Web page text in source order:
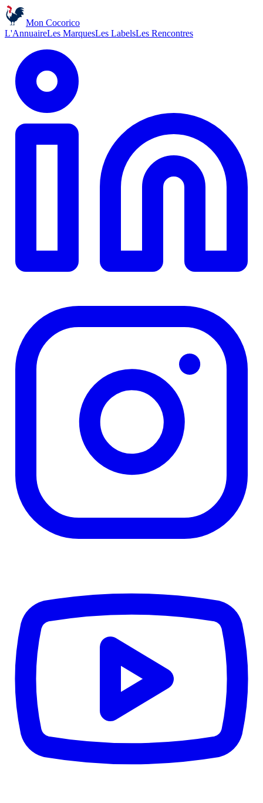
Mon Cocorico
L'AnnuaireLes MarquesLes LabelsLes Rencontres